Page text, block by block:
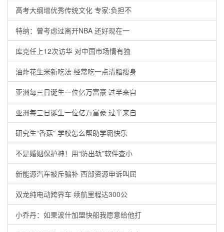
高考大纲增优秀传统文化 专家:负担不
特纳：曾考虑过离开NBA 还好现在一
库克任上12次访华 对中国市场情有独
油炸花生米新吃法 经常吃一点清脂瘦身
亚洲每三日诞生一位亿万富豪 过半来自
亚洲每三日诞生一位亿万富豪 过半来自
研究生“香菇” 学校怎么帮助学霸快乐
不是婚姻保护神！用“防出轨”软件查小
新能源汽车被斥骗补 西部资源申诉叫屈
双龙纯电动跨界车 续航里程达300公
小乔丹：如果波什加盟快船我愿意给他打